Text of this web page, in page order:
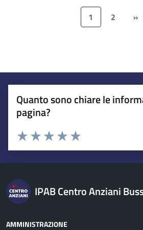
1 2 »
Quanto sono chiare le
pagina?
Esprimi una valutazione
Valuta 5 stelle su 5
Valuta 4 stelle su 5
Valuta 3 stelle su 5
Valuta 2 stelle su 5
Valuta 1 stelle su 5
IPAB Centro Anziani
AMMINISTRAZIONE